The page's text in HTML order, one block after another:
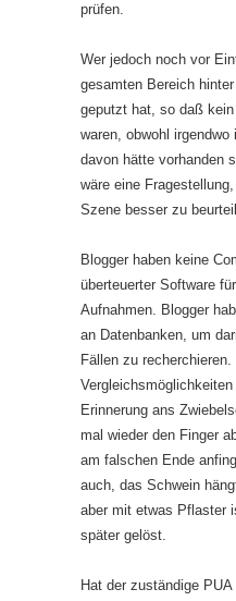
prüfen.
Wer jedoch noch vor
gesamten Bereich
geputzt hat, so daß
waren, obwohl
davon hätte vorhanden
wäre eine
Szene besser zu
Blogger haben keine
überteuerter Software
Aufnahmen. Blogger
an Datenbanken, um
Fällen zu
Erinnerung ans
mal wieder den Finger
am falschen Ende
auch, das Schwein
aber mit etwas Pflaster
später gelöst.
Hat der zuständige